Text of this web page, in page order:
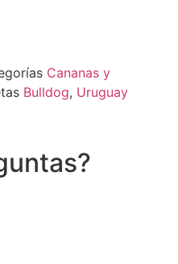
Cananas y
Bulldog, Uruguay